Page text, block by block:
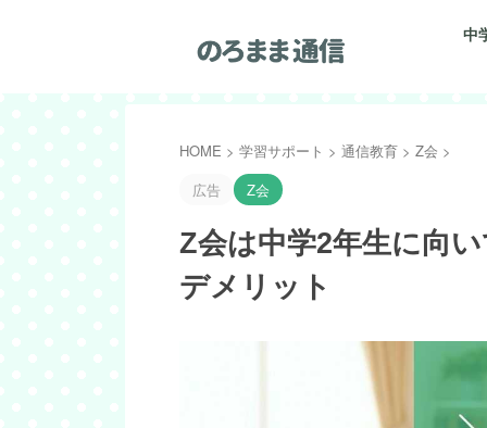
中
HOME > 学習サポート > 通信教育 > Z会 >
広告
Z会
Z会は中学2年生に向
デメリット